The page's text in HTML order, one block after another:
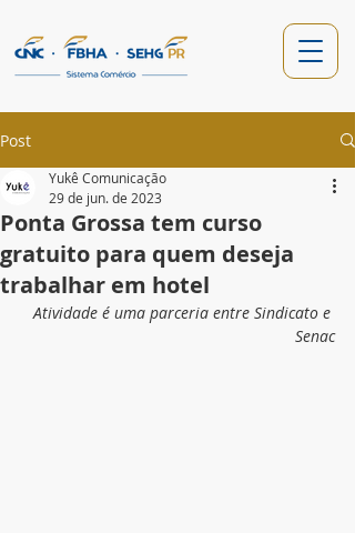
Post
Ponta Grossa tem curso
gratuito para quem deseja
trabalhar em hotel
Yukê Comunicação
29 de jun. de 2023
Atividade é uma parceria entre Sindicato e
Senac